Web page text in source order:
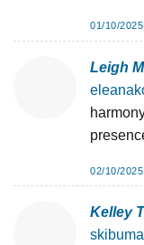
01/10/
Leigh
02/10/
Kelley